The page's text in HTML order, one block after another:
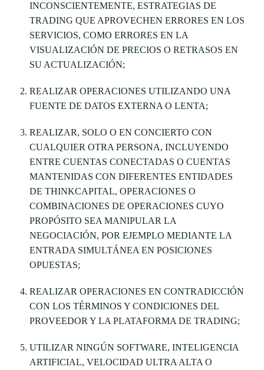
INCONSCIENTEMENTE, ESTRATEGIAS DE
TRADING QUE APROVECHEN ERRORES EN LOS
SERVICIOS, COMO ERRORES EN LA
VISUALIZACIÓN DE PRECIOS O RETRASOS EN
SU ACTUALIZACIÓN;
REALIZAR OPERACIONES UTILIZANDO UNA
FUENTE DE DATOS EXTERNA O LENTA;
REALIZAR, SOLO O EN CONCIERTO CON
CUALQUIER OTRA PERSONA, INCLUYENDO
ENTRE CUENTAS CONECTADAS O CUENTAS
MANTENIDAS CON DIFERENTES ENTIDADES
DE THINKCAPITAL, OPERACIONES O
COMBINACIONES DE OPERACIONES CUYO
PROPÓSITO SEA MANIPULAR LA
NEGOCIACIÓN, POR EJEMPLO MEDIANTE LA
ENTRADA SIMULTÁNEA EN POSICIONES
OPUESTAS;
REALIZAR OPERACIONES EN CONTRADICCIÓN
CON LOS TÉRMINOS Y CONDICIONES DEL
PROVEEDOR Y LA PLATAFORMA DE TRADING;
UTILIZAR NINGÚN SOFTWARE, INTELIGENCIA
ARTIFICIAL, VELOCIDAD ULTRA ALTA O